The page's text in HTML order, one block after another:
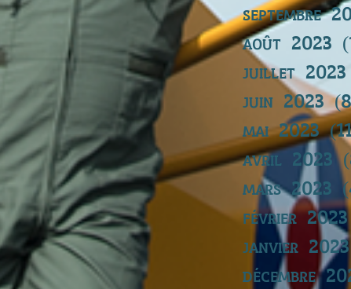
septembre
août 2023
juillet 2023
juin 2023
mai 2023
avril 2023
mars 2023
février 2023
janvier 2023
décembre